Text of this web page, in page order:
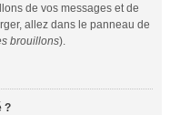
de vos messages et de
allez dans le panneau de
brouillons).
?